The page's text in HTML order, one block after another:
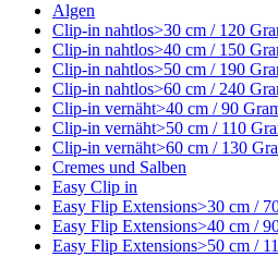
Algen
Clip-in nahtlos>30 cm / 120
Clip-in nahtlos>40 cm / 150
Clip-in nahtlos>50 cm / 190
Clip-in nahtlos>60 cm / 240
Clip-in vernäht>40 cm / 90
Clip-in vernäht>50 cm / 110
Clip-in vernäht>60 cm / 130
Cremes und Salben
Easy Clip in
Easy Flip Extensions>30 cm /
Easy Flip Extensions>40 cm /
Easy Flip Extensions>50 cm /